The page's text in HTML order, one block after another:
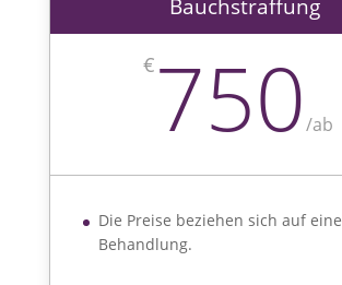
Bauchstraffung
€ 750/ab
Die Preise beziehen sich auf eine
Behandlung.